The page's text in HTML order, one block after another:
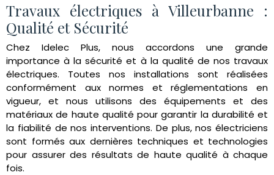
Travaux électriques à Villeurbanne :
Qualité et Sécurité
Chez Idelec Plus, nous accordons une grande
importance à la sécurité et à la qualité de nos travaux
électriques. Toutes nos installations sont réalisées
conformément aux normes et réglementations en
vigueur, et nous utilisons des équipements et des
matériaux de haute qualité pour garantir la durabilité et
la fiabilité de nos interventions. De plus, nos électriciens
sont formés aux dernières techniques et technologies
pour assurer des résultats de haute qualité à chaque
fois.